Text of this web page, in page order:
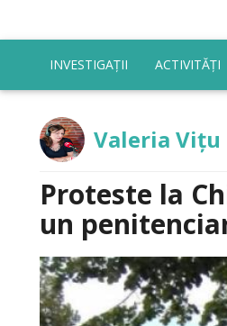
INVESTIGAȚII ACTIVITĂȚI
Valeria Vițu
Proteste la
un